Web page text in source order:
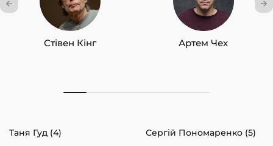
Стівен Кінг Артем Чех
Таня Гуд (4)
Сергій Пономаренко (5)